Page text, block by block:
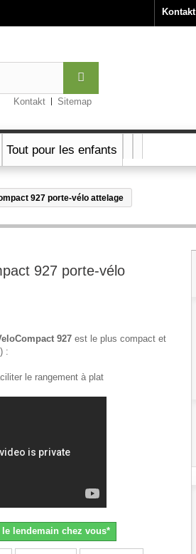
Kontakt
Kontakt
Sitemap
Tout pour les enfants
927 porte-vélo attelage
927 porte-vélo
927 est le plus compact et
:
le rangement à plat
lendemain chez vous*